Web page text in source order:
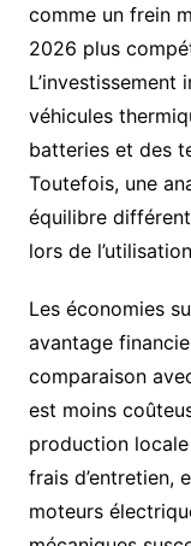
comme un frein
2026 plus
véhicules
batteries et des
Toutefois, une
équilibre
lors de
Les économies
avantage
comparaison
est moins
production locale
frais d’entretien,
moteurs